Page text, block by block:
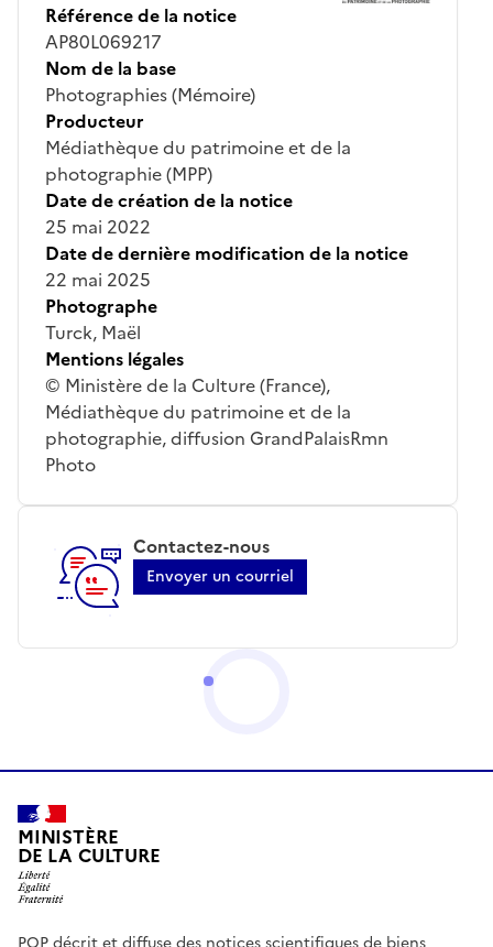
Référence de la notice
AP80L069217
Nom de la base
Photographies (Mémoire)
Producteur
Médiathèque du patrimoine et de la
photographie (MPP)
Date de création de la notice
25 mai 2022
Date de dernière modification de la notice
22 mai 2025
Photographe
Turck, Maël
Mentions légales
© Ministère de la Culture (France),
Médiathèque du patrimoine et de la
photographie, diffusion GrandPalaisRmn
Photo
Contactez-nous
Envoyer un courriel
MINISTÈRE
DE LA CULTURE